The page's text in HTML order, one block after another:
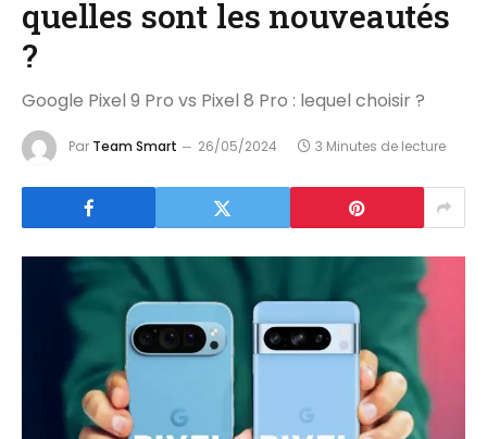
quelles sont les nouveautés
?
Google Pixel 9 Pro vs Pixel 8 Pro : lequel choisir ?
Par Team Smart 26/05/2024 3 Minutes de lecture